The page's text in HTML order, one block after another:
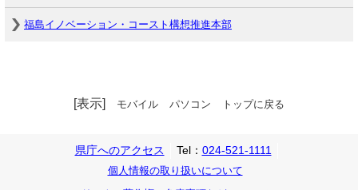
福島イノベーション・コースト構想推進本部
[表示] モバイル パソコン トップに戻る
県庁へのアクセス Tel： 024-521-1111
個人情報の取り扱いについて